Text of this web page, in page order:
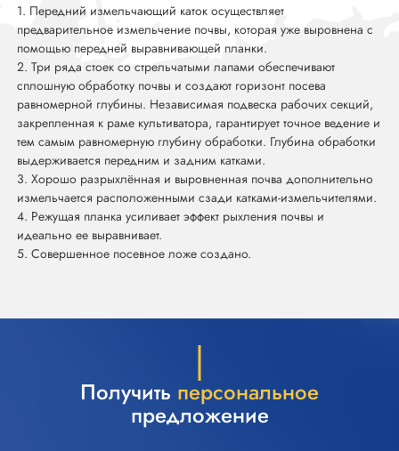
1. Передний измельчающий каток осуществляет
предварительное измельчение почвы, которая уже выровнена с
помощью передней выравнивающей планки.
2. Три ряда стоек со стрельчатыми лапами обеспечивают
сплошную обработку почвы и создают горизонт посева
равномерной глубины. Независимая подвеска рабочих секций,
закрепленная к раме культиватора, гарантирует точное ведение и
тем самым равномерную глубину обработки. Глубина обработки
выдерживается передним и задним катками.
3. Хорошо разрыхлённая и выровненная почва дополнительно
измельчается расположенными сзади катками-измельчителями.
4. Режущая планка усиливает эффект рыхления почвы и
идеально ее выравнивает.
5. Совершенное посевное ложе создано.
Получить персональное
предложение